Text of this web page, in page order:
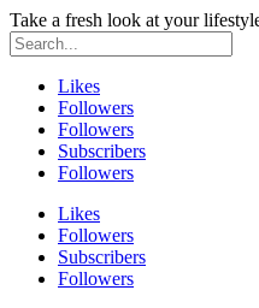
Take a fresh look at your
Likes
Followers
Followers
Subscribers
Followers
Likes
Followers
Subscribers
Followers